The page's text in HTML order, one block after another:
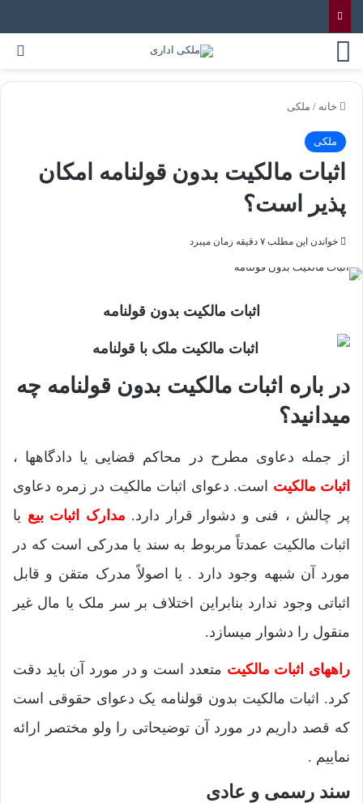
خانه / ملکی
ملکی
اثبات مالکیت بدون قولنامه امکان
پذیر است؟
خواندن این مطلب ۷ دقیقه زمان میبرد
اثبات مالکیت بدون قولنامه
در باره اثبات مالکیت بدون قولنامه چه
میدانید؟
از جمله دعاوی مطرح در محاکم قضایی یا دادگاهها ،
اثبات مالکیت است. دعوای اثبات مالکیت در زمره دعاوی
پر چالش ، فنی و دشوار قرار دارد. مدارک اثبات بیع یا
اثبات مالکیت عمدتاً مربوط به سند یا مدرکی است که در
مورد آن شبهه وجود دارد . یا اصولاً مدرک متقن و قابل
اثباتی وجود ندارد بنابراین اختلاف بر سر ملک یا مال غیر
منقول را دشوار میسازد.
راههای اثبات مالکیت متعدد است و در مورد آن باید دقت
کرد. اثبات مالکیت بدون قولنامه یک دعوای حقوقی است
که قصد داریم در مورد آن توضیحاتی را ولو مختصر ارائه
نماییم .
سند رسمی و عادی